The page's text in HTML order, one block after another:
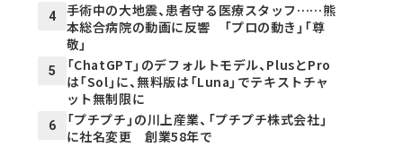
4
手術中の大地震、患者守る医療スタッフ……熊
本総合病院の動画に反響 「プロの動き」「尊
敬」
5
「ChatGPT」のデフォルトモデル、PlusとPro
は「Sol」に、無料版は「Luna」でテキストチャ
ット無制限に
6
「プチプチ」の川上産業、「プチプチ株式会社」
に社名変更 創業58年で